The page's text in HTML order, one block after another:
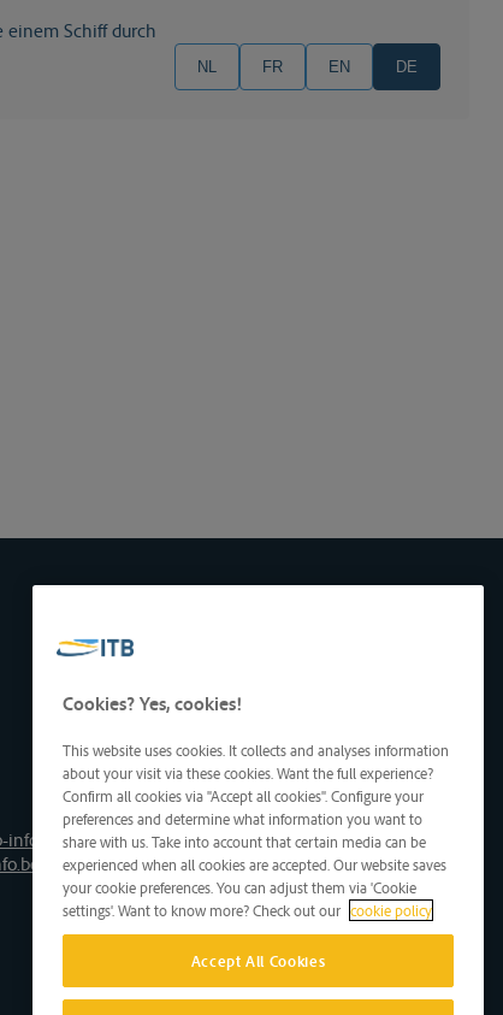
Schiff durch
NL FR EN DE
Cookies? Yes, cookies!
This website uses cookies. It collects and analyses information
about your visit via these cookies. Want the full experience?
Confirm all cookies via "Accept all cookies". Configure your
preferences and determine what information you want to
share with us. Take into account that certain media can be
experienced when all cookies are accepted. Our website saves
your cookie preferences. You can adjust them via 'Cookie
settings'. Want to know more? Check out our cookie policy
Accept All Cookies